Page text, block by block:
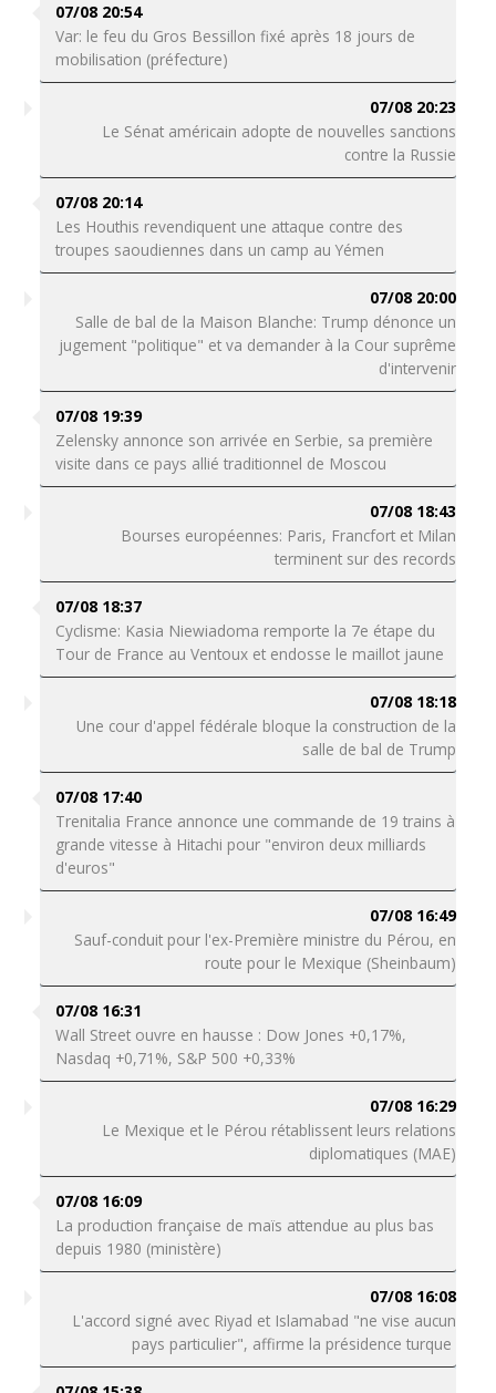
07/08 20:54
Var: le feu du Gros Bessillon fixé après 18 jours de
mobilisation (préfecture)
07/08 20:23
Le Sénat américain adopte de nouvelles sanctions
contre la Russie
07/08 20:14
Les Houthis revendiquent une attaque contre des
troupes saoudiennes dans un camp au Yémen
07/08 20:00
Salle de bal de la Maison Blanche: Trump dénonce un
jugement "politique" et va demander à la Cour suprême
d'intervenir
07/08 19:39
Zelensky annonce son arrivée en Serbie, sa première
visite dans ce pays allié traditionnel de Moscou
07/08 18:43
Bourses européennes: Paris, Francfort et Milan
terminent sur des records
07/08 18:37
Cyclisme: Kasia Niewiadoma remporte la 7e étape du
Tour de France au Ventoux et endosse le maillot jaune
07/08 18:18
Une cour d'appel fédérale bloque la construction de la
salle de bal de Trump
07/08 17:40
Trenitalia France annonce une commande de 19 trains à
grande vitesse à Hitachi pour "environ deux milliards
d'euros"
07/08 16:49
Sauf-conduit pour l'ex-Première ministre du Pérou, en
route pour le Mexique (Sheinbaum)
07/08 16:31
Wall Street ouvre en hausse : Dow Jones +0,17%,
Nasdaq +0,71%, S&P 500 +0,33%
07/08 16:29
Le Mexique et le Pérou rétablissent leurs relations
diplomatiques (MAE)
07/08 16:09
La production française de maïs attendue au plus bas
depuis 1980 (ministère)
07/08 16:08
L'accord signé avec Riyad et Islamabad "ne vise aucun
pays particulier", affirme la présidence turque